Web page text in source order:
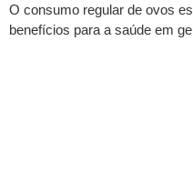
O consumo regular de ovos
benefícios para a saúde em